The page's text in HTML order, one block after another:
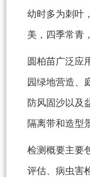
幼时多为刺叶
美，四季常青
圆柏苗广泛应
园绿地营造、
防风固沙以及
隔离带和造型
检测概要主要
评估、病虫害